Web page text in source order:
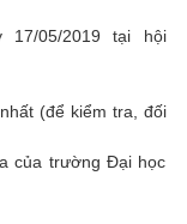
05/2019 tại hội
(để kiểm tra, đối
của trường Đại học